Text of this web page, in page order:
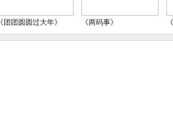
《团团圆圆过大年》 《两码事》